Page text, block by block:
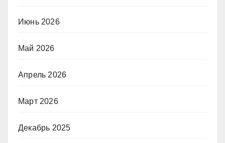
Июнь 2026
Май 2026
Апрель 2026
Март 2026
Декабрь 2025